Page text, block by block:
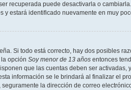
recuperada puede desactivarla o
y estará identificado nuevamente en muy
Si todo está correcto, hay dos posibles
opción Soy menor de 13 añosentonces
que las cuentas deben ser activadas,
información se le brindará al finalizar el
la dirección de correo